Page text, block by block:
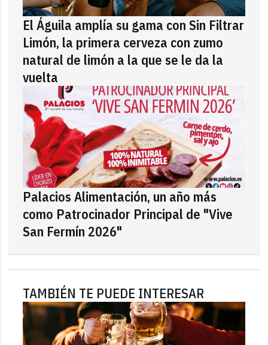
El Águila amplía su gama con Sin Filtrar
Limón, la primera cerveza con zumo
natural de limón a la que se le da la
vuelta
Palacios Alimentación, un año más
como Patrocinador Principal de "Vive
San Fermín 2026"
TAMBIÉN TE PUEDE INTERESAR